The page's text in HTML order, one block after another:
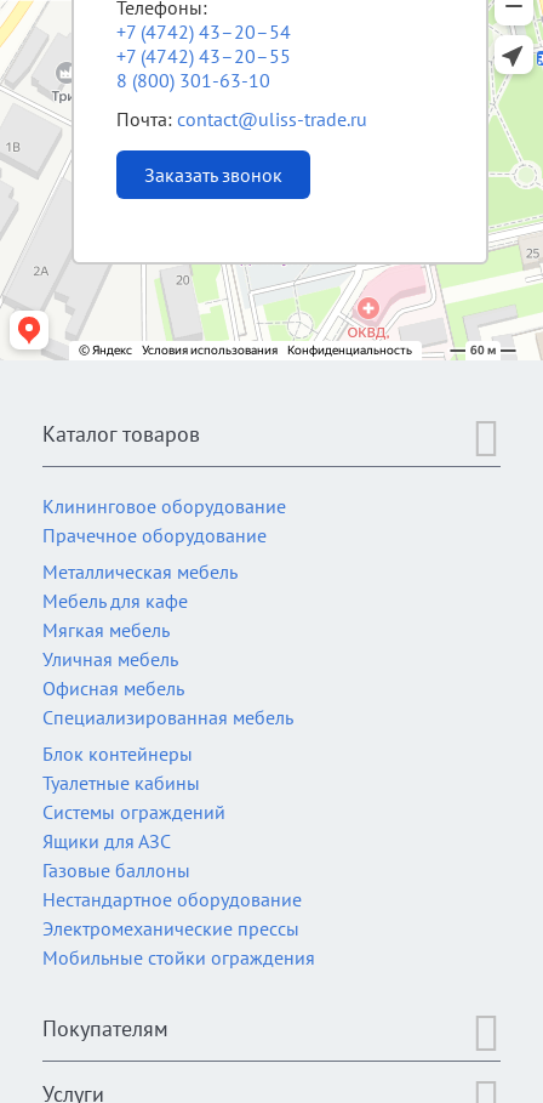
Телефоны:
+7 (4742) 43–20–54
+7 (4742) 43–20–55
8 (800) 301-63-10
Почта:contact@uliss-trade.ru
Заказать звонок
Каталог товаров
Клининговое оборудование
Прачечное оборудование
Металлическая мебель
Мебель для кафе
Мягкая мебель
Уличная мебель
Офисная мебель
Специализированная мебель
Блок контейнеры
Туалетные кабины
Системы ограждений
Ящики для АЗС
Газовые баллоны
Нестандартное оборудование
Электромеханические прессы
Мобильные стойки ограждения
Покупателям
Услуги